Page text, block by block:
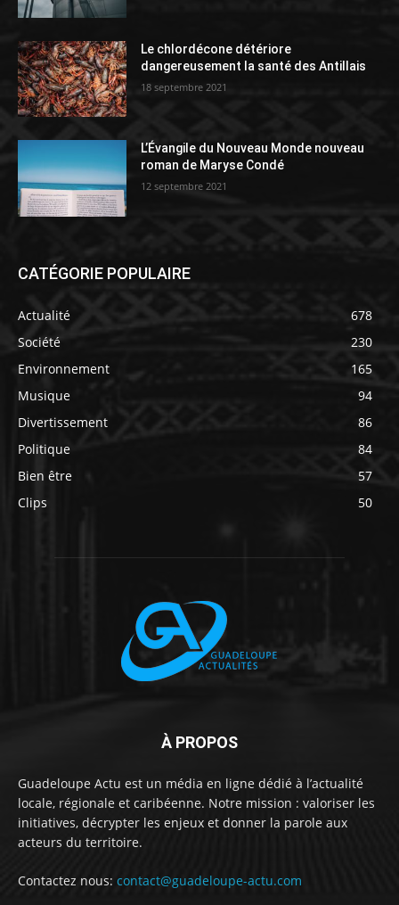
Le chlordécone détériore
dangereusement la santé des Antillais
18 septembre 2021
L’Évangile du Nouveau Monde nouveau
roman de Maryse Condé
12 septembre 2021
CATÉGORIE POPULAIRE
Actualité
678
Société
230
Environnement
165
Musique
94
Divertissement
86
Politique
84
Bien être
57
Clips
50
À PROPOS
Guadeloupe Actu est un média en ligne dédié à l’actualité
locale, régionale et caribéenne. Notre mission : valoriser les
initiatives, décrypter les enjeux et donner la parole aux
acteurs du territoire.
Contactez nous: contact@guadeloupe-actu.com